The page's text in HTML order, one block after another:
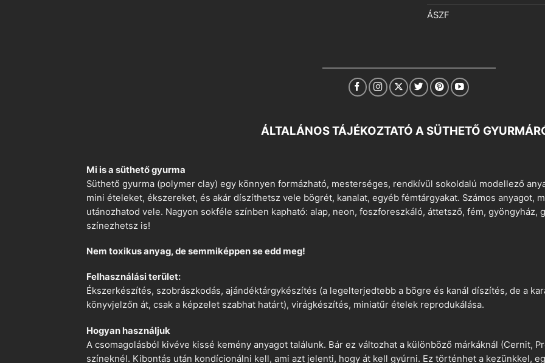
ÁSZF
ÁLTALÁNOS TÁJÉKOZTATÓ A SÜTHETŐ
Mi is a süthető gyurma
Süthető gyurma (polymer clay) egy könnyen formázható, mesterséges, rendkívül sokoldalú modellező
mini ételeket, ékszereket, és akár díszíthetsz vele bögrét, kanalat, egyéb fémtárgyakat. Számos anyagot,
utánozhatod vele. Nagyon sokféle színben kapható: alap, neon, foszforeszkáló, áttetsző, fém, gyöngyház,
színezhetsz is!
Nem toxikus anyag, de semmiképpen se edd meg!
Felhasználási terület:
Ékszerkészítés, szobrászkodás, ajándéktárgykészítés (a legelterjedtebb a bögre és kanál díszítés, de a
könyvjelzőn át, csak a képzelet szabhat határt), virágkészítés, miniatűr ételek reprodukálása.
Hogyan használjuk
A csomagolásból kivéve kissé kemény anyagot találunk. Bár ez változhat a különböző márkáknál (Cernit,
színeknél. Kibontás után kondícionálni kell, ami azt jelenti, hogy át kell gyúrni. Ez történhet a kezünkkel,